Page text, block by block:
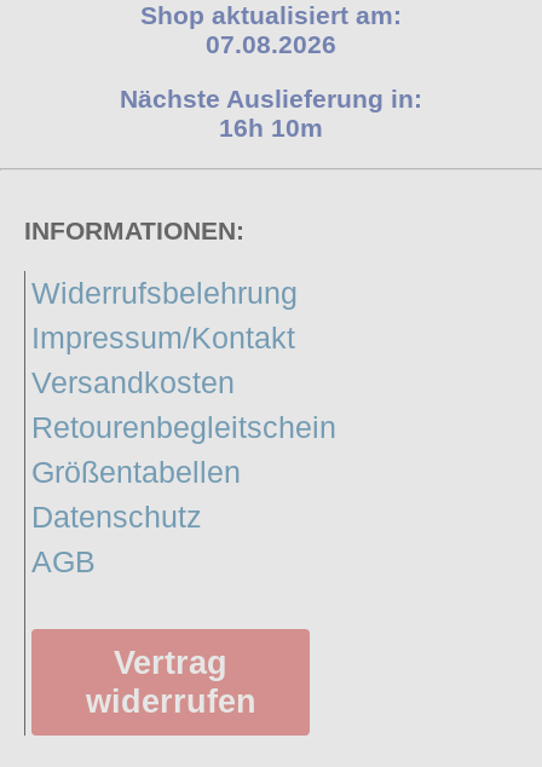
Shop aktualisiert am:
07.08.2026
Nächste Auslieferung in:
16h 10m
INFORMATIONEN:
Widerrufsbelehrung
Impressum/Kontakt
Versandkosten
Retourenbegleitschein
Größentabellen
Datenschutz
AGB
Vertrag
widerrufen